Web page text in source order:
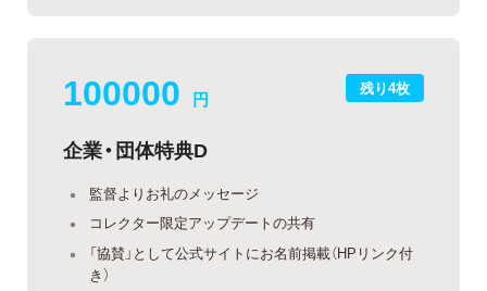
残り4枚
100000 円
企業・団体特典D
監督よりお礼のメッセージ
コレクター限定アップデートの共有
「協賛」として公式サイトにお名前掲載（HPリンク付
き）